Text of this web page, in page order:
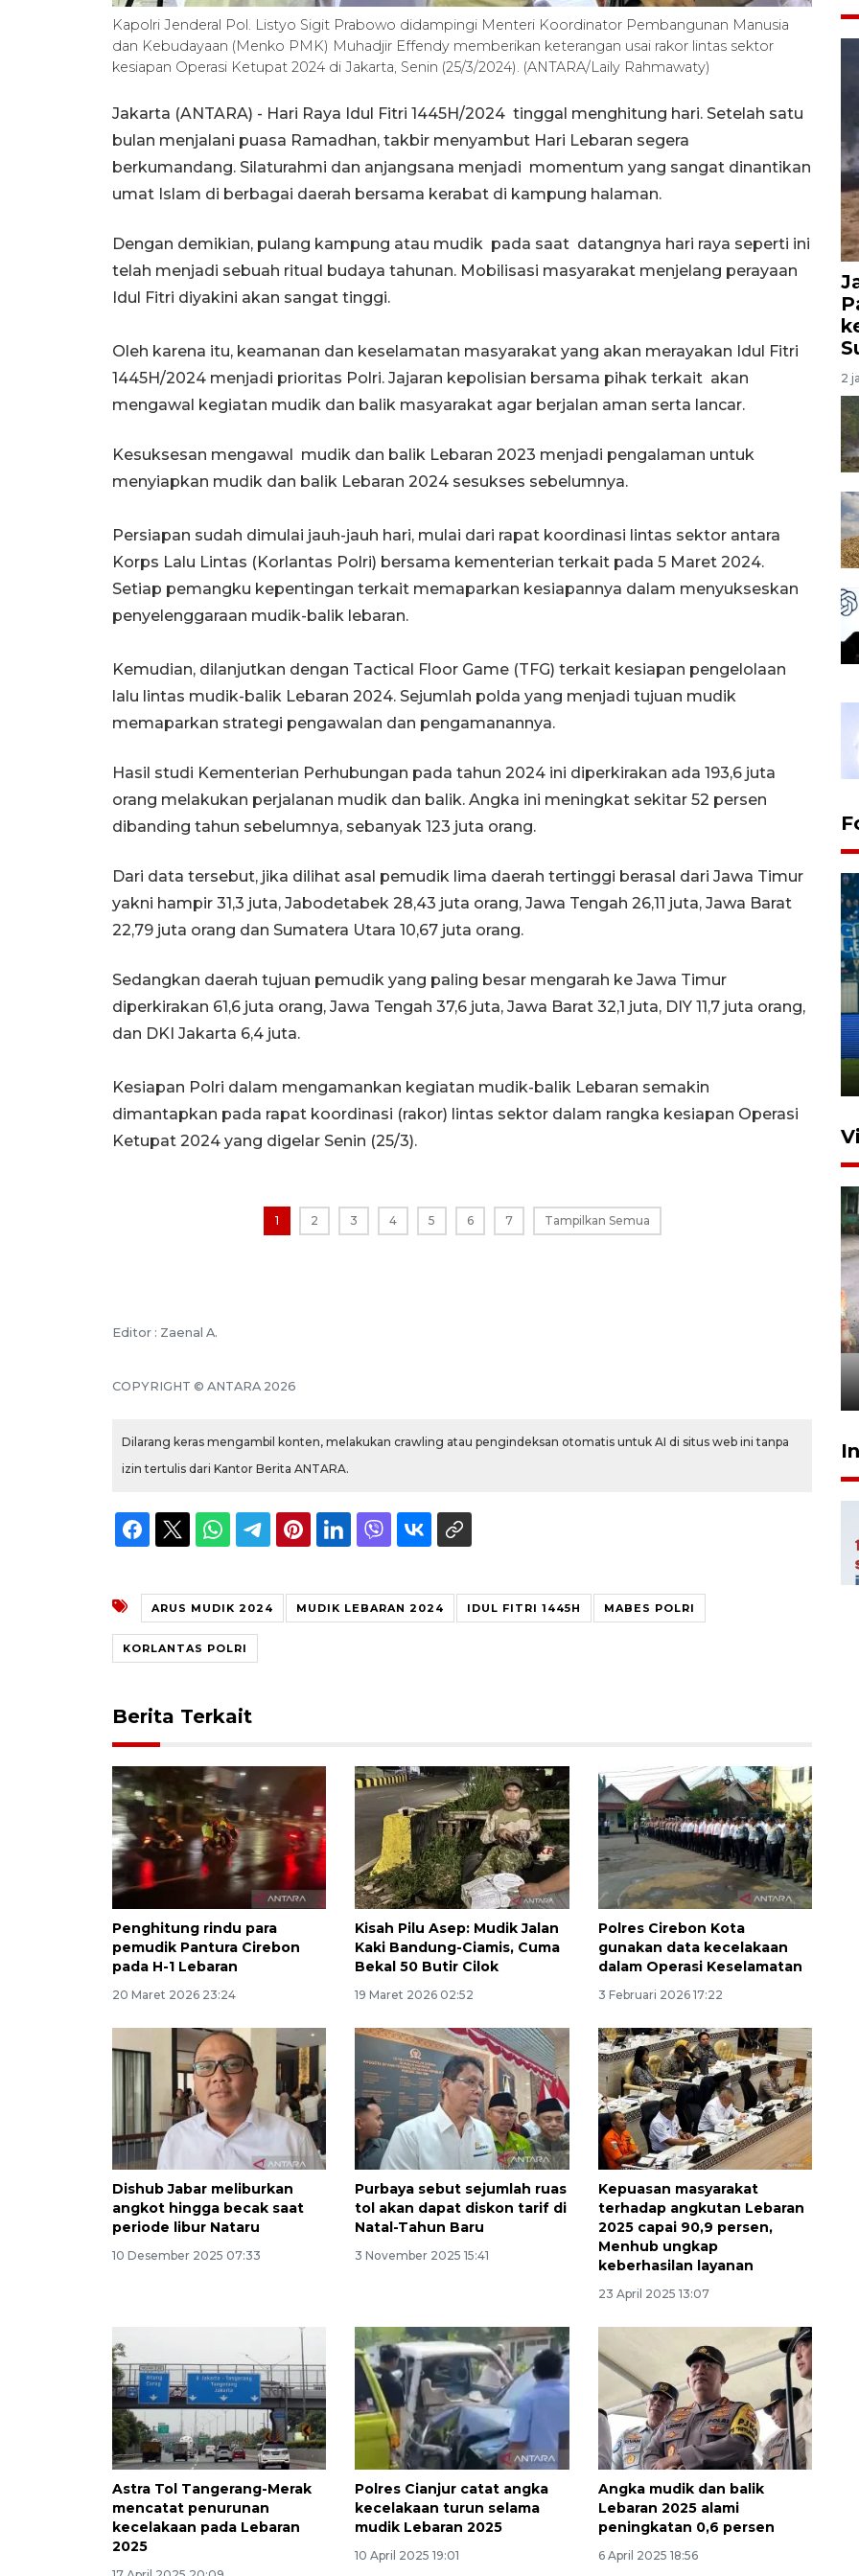
Kapolri Jenderal Pol. Listyo Sigit Prabowo didampingi Menteri Koordinator Pembangunan Manusia
dan Kebudayaan (Menko PMK) Muhadjir Effendy memberikan keterangan usai rakor lintas sektor
kesiapan Operasi Ketupat 2024 di Jakarta, Senin (25/3/2024). (ANTARA/Laily Rahmawaty)
Jakarta (ANTARA) - Hari Raya Idul Fitri 1445H/2024 tinggal menghitung hari. Setelah satu
bulan menjalani puasa Ramadhan, takbir menyambut Hari Lebaran segera
berkumandang. Silaturahmi dan anjangsana menjadi momentum yang sangat dinantikan
umat Islam di berbagai daerah bersama kerabat di kampung halaman.
Dengan demikian, pulang kampung atau mudik pada saat datangnya hari raya seperti ini
telah menjadi sebuah ritual budaya tahunan. Mobilisasi masyarakat menjelang perayaan
Idul Fitri diyakini akan sangat tinggi.
Oleh karena itu, keamanan dan keselamatan masyarakat yang akan merayakan Idul Fitri
1445H/2024 menjadi prioritas Polri. Jajaran kepolisian bersama pihak terkait akan
mengawal kegiatan mudik dan balik masyarakat agar berjalan aman serta lancar.
Kesuksesan mengawal mudik dan balik Lebaran 2023 menjadi pengalaman untuk
menyiapkan mudik dan balik Lebaran 2024 sesukses sebelumnya.
Persiapan sudah dimulai jauh-jauh hari, mulai dari rapat koordinasi lintas sektor antara
Korps Lalu Lintas (Korlantas Polri) bersama kementerian terkait pada 5 Maret 2024.
Setiap pemangku kepentingan terkait memaparkan kesiapannya dalam menyukseskan
penyelenggaraan mudik-balik lebaran.
Kemudian, dilanjutkan dengan Tactical Floor Game (TFG) terkait kesiapan pengelolaan
lalu lintas mudik-balik Lebaran 2024. Sejumlah polda yang menjadi tujuan mudik
memaparkan strategi pengawalan dan pengamanannya.
Hasil studi Kementerian Perhubungan pada tahun 2024 ini diperkirakan ada 193,6 juta
orang melakukan perjalanan mudik dan balik. Angka ini meningkat sekitar 52 persen
dibanding tahun sebelumnya, sebanyak 123 juta orang.
Dari data tersebut, jika dilihat asal pemudik lima daerah tertinggi berasal dari Jawa Timur
yakni hampir 31,3 juta, Jabodetabek 28,43 juta orang, Jawa Tengah 26,11 juta, Jawa Barat
22,79 juta orang dan Sumatera Utara 10,67 juta orang.
Sedangkan daerah tujuan pemudik yang paling besar mengarah ke Jawa Timur
diperkirakan 61,6 juta orang, Jawa Tengah 37,6 juta, Jawa Barat 32,1 juta, DIY 11,7 juta orang,
dan DKI Jakarta 6,4 juta.
Kesiapan Polri dalam mengamankan kegiatan mudik-balik Lebaran semakin
dimantapkan pada rapat koordinasi (rakor) lintas sektor dalam rangka kesiapan Operasi
Ketupat 2024 yang digelar Senin (25/3).
1 2 3 4 5 6 7 Tampilkan Semua
Editor : Zaenal A.
COPYRIGHT © ANTARA 2026
Dilarang keras mengambil konten, melakukan crawling atau pengindeksan otomatis untuk AI di situs web ini tanpa
izin tertulis dari Kantor Berita ANTARA.
ARUS MUDIK 2024 MUDIK LEBARAN 2024 IDUL FITRI 1445H MABES POLRI
KORLANTAS POLRI
Berita Terkait
Penghitung rindu para
pemudik Pantura Cirebon
pada H-1 Lebaran
20 Maret 2026 23:24
Kisah Pilu Asep: Mudik Jalan
Kaki Bandung-Ciamis, Cuma
Bekal 50 Butir Cilok
19 Maret 2026 02:52
Polres Cirebon Kota
gunakan data kecelakaan
dalam Operasi Keselamatan
3 Februari 2026 17:22
Dishub Jabar meliburkan
angkot hingga becak saat
periode libur Nataru
10 Desember 2025 07:33
Purbaya sebut sejumlah ruas
tol akan dapat diskon tarif di
Natal-Tahun Baru
3 November 2025 15:41
Kepuasan masyarakat
terhadap angkutan Lebaran
2025 capai 90,9 persen,
Menhub ungkap
keberhasilan layanan
23 April 2025 13:07
Astra Tol Tangerang-Merak
mencatat penurunan
kecelakaan pada Lebaran
2025
Polres Cianjur catat angka
kecelakaan turun selama
mudik Lebaran 2025
10 April 2025 19:01
Angka mudik dan balik
Lebaran 2025 alami
peningkatan 0,6 persen
6 April 2025 18:56
2
Penutupan latihan bela negara
Ekonomi triwulan II-2026
tumbuh 5,29 persen
2026-08-06 18:45:00